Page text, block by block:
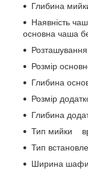
Глибина
Наявність
основна чаша
Розмір
Глибина
Розмір
Глибина
Тип мийки
Тип
Ширина